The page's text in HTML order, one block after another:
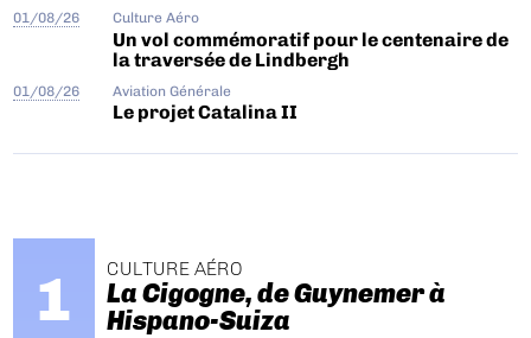
01/08/26 Culture Aéro
Un vol commémoratif pour le centenaire de
la traversée de Lindbergh
01/08/26 Aviation Générale
Le projet Catalina II
CULTURE AÉRO
La Cigogne, de Guynemer à
Hispano-Suiza